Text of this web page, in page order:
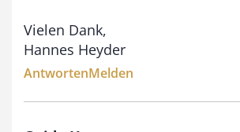
Vielen Dank,
Hannes Heyder
AntwortenMelden